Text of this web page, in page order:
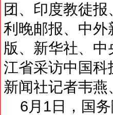
团、印度教徒
利晚邮报、中
版、新华社、
江省采访中国
新闻社记者韦
6月1日，国务